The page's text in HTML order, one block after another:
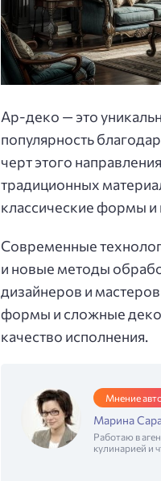
Ар-деко — это
популярность
черт этого
традиционных
классические формы
Современные
и новые методы
дизайнеров и
формы и сложные
качество исполнения.
Мнение
Марина
Работаю в
кулинарией и